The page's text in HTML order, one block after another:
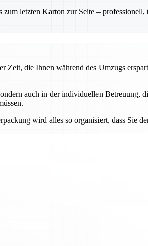
letzten Karton zur Seite – professionell,
Zeit, die Ihnen während des Umzugs
auch in der individuellen Betreuung,
wird alles so organisiert, dass Sie